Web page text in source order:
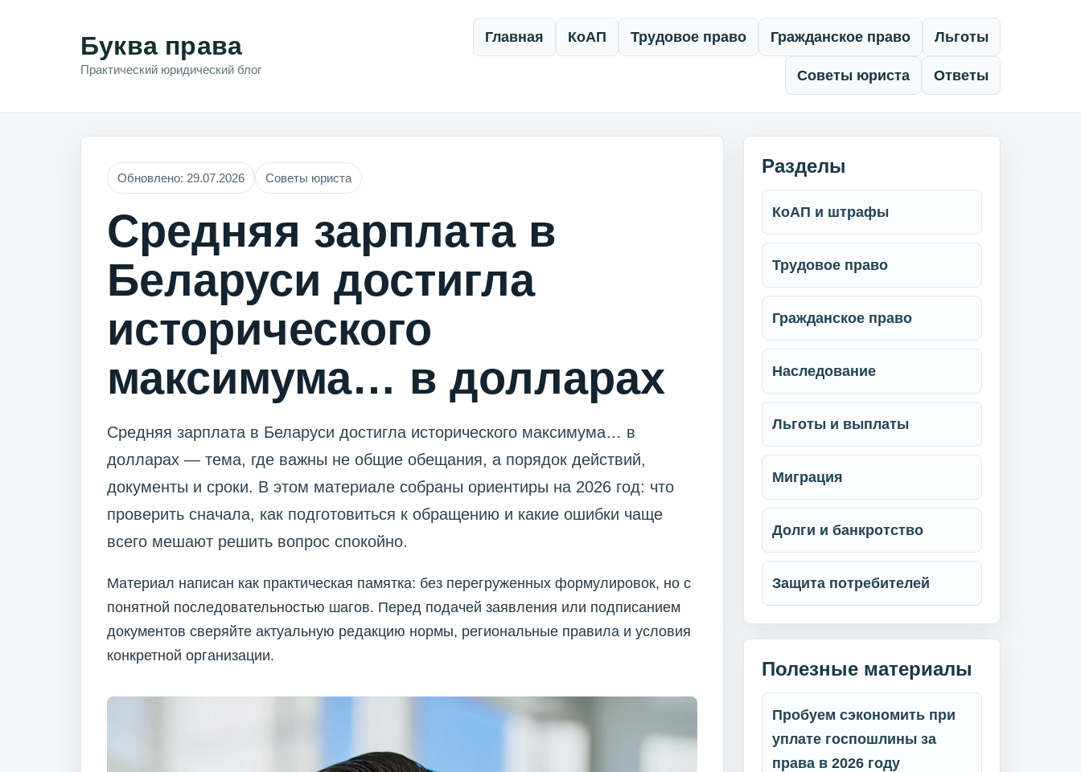
Буква права
Практический юридический блог
Главная КоАП Трудовое право Гражданское право Льготы
Советы юриста Ответы
Обновлено: 29.07.2026 Советы юриста
Средняя зарплата в
Беларуси достигла
исторического
максимума… в долларах
Средняя зарплата в Беларуси достигла исторического максимума… в
долларах — тема, где важны не общие обещания, а порядок действий,
документы и сроки. В этом материале собраны ориентиры на 2026 год: что
проверить сначала, как подготовиться к обращению и какие ошибки чаще
всего мешают решить вопрос спокойно.
Материал написан как практическая памятка: без перегруженных формулировок, но с
понятной последовательностью шагов. Перед подачей заявления или подписанием
документов сверяйте актуальную редакцию нормы, региональные правила и условия
конкретной организации.
Разделы
КоАП и штрафы
Трудовое право
Гражданское право
Наследование
Льготы и выплаты
Миграция
Долги и банкротство
Защита потребителей
Полезные материалы
Пробуем сэкономить при
уплате госпошлины за
права в 2026 году